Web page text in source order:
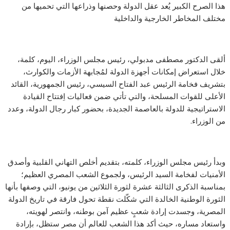
هذا الصرح الكبير يُعد عقل الدولة وحصنها وذراعها التي تحميها من
مختلف المخاطر الخارجية والداخلية
ألقى الدكتور مصطفى مدبولي، رئيس مجلس الوزراء، اليوم، كلمة،
خلال استعراض إمكانات أجهزة الدولة لمُجابهة الأزمات والكوارث،
بتشريف فخامة الرئيس عبد الفتاح السيسي، رئيس الجمهورية، القائد
الأعلى للقوات المسلحة، والتي تأتي ضمن فعاليات اِفتتاح القيادة
الاستراتيجية للدولة بالعاصمة الجديدة، بحضور كبار رجال الدولة، وعدد
من الوزراء.
وبدأ رئيس مجلس الوزراء، كلمته، بتقديم أخلص التهاني القلبية وأصدق
الأمنيات لفخامة السيد الرئيس، ولجموع الشعب المصري العظيم؛
بمناسبة الذكرى الثالثة عشرة لثورة الثلاثين من يونيو، التي وصفها بأنها
الثورة الوطنية الخالدة التي شكّلت نقطة تحول فارقة في تاريخ الدولة
المصرية، وجسدت إرادة شعبٍ عظيم آمن بوطنه، وانتصر لهويته،
واستعاد مساره، حيث أكد هذا الشعب للعالم أن مصر ستظل، بإرادة